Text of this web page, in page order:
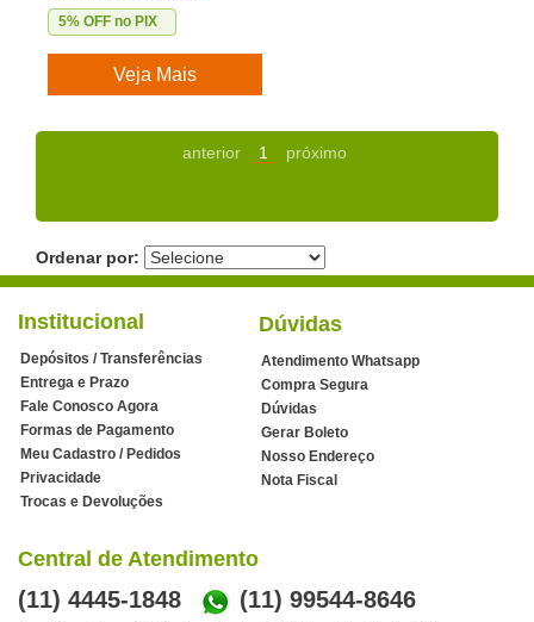
5% OFF no PIX
Veja Mais
anterior 1 próximo
Ordenar por:
Institucional
Depósitos / Transferências
Entrega e Prazo
Fale Conosco Agora
Formas de Pagamento
Meu Cadastro / Pedidos
Privacidade
Trocas e Devoluções
Dúvidas
Atendimento Whatsapp
Compra Segura
Dúvidas
Gerar Boleto
Nosso Endereço
Nota Fiscal
Central de Atendimento
(11) 4445-1848 (11) 99544-8646